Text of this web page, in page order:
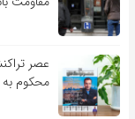
عصر
محکوم